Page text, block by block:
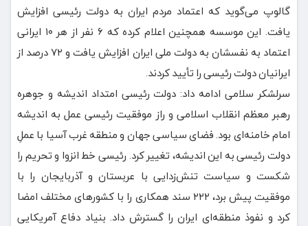
گالوپ می‌گوید که اعتماد مردم ایران به دولت رئیسی افزایش
یافت. این موسسه همچنین اعلام کرده که ۶ نفر از هر ۱۰ ایرانی
اعتماد به نفسشان به دولت ملی ایران افزایش یافت و ۷۲ درصد از
ایرانیان دولت رئیسی را تأیید کردند.
سرلشکر سلامی ادامه داد: دولت رئیسی امتداد اندیشه و جوهره
رهبر معظم انقلاب اسلامی و راز موفقیت رئیسی عمل به اندیشه
امام خامنه‌ای بود. فضای سیاسی جهان و منطقه غرب آسیا با عملِ
دولت رئیسی به این اندیشه، تغییر کرد. رئیسی خط انزوا و تحریم را
شکست و سیاست تنش‌زدایی با عربستان و آذربایجان را با
موفقیت پیش برد، ۲۲۲ سند همکاری را با کشورهای مختلف امضا
کرد و نفوذ منطقه‌ای ایران را گسترش داد. بنیاد دفاع آمریکایی